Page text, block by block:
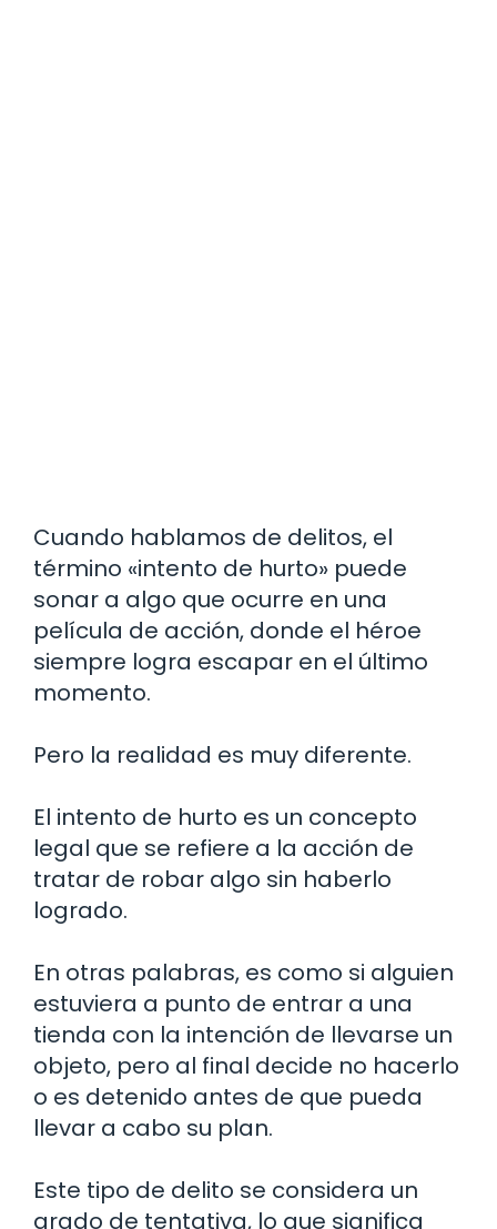
Cuando hablamos de delitos, el
término «intento de hurto» puede
sonar a algo que ocurre en una
película de acción, donde el héroe
siempre logra escapar en el último
momento.
Pero la realidad es muy diferente.
El intento de hurto es un concepto
legal que se refiere a la acción de
tratar de robar algo sin haberlo
logrado.
En otras palabras, es como si alguien
estuviera a punto de entrar a una
tienda con la intención de llevarse un
objeto, pero al final decide no hacerlo
o es detenido antes de que pueda
llevar a cabo su plan.
Este tipo de delito se considera un
grado de tentativa, lo que significa